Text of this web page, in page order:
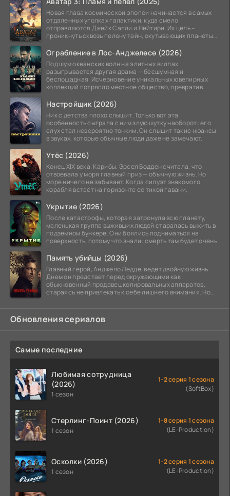
Новая глава космической эпопеи начинается в самых
отдаленных уголках галактики, куда смело
отправляются Джейк Салли и Нейтири. Их цель –
проникнуть сквозь пелену тайн, окутывающих планеты
Ограбление в Лос-Анджелесе (2026)
Под шум океанских волн на элитных виллах
разыгрывается другая драма — бесшумная и
беспощадная. Исчезновение уникальных ювелирных
коллекций потрясло местное общество, превратив
Настройщик (2026)
Ник с детства плохо слышит. Только вот эта
особенность сыграла с ним злую шутку наоборот: его
слух стал невероятно тонким. Он слышит такие нюансы
в звуках, которые обычные люди даже не замечают.
Утёс (2026)
Конец XIX века. Карибы. Эрсел Бодден считала, что
отвоевала у моря главный приз — обычную жизнь. Но
море ничего не забывает. Когда силуэт знакомого
корабля встаёт на горизонте её тихой гавани,
Укрытие (2026)
После катастрофы, которая затронула всю планету,
маленькая группа выживших людей старалась выжить в
подземном бункере. Они боялись подниматься на
поверхность, потому что знали: смерть там будет очень
Память убийцы (2026)
Главный герой, Анджело Ледде, ведет двойную жизнь.
Днем он предстает перед окружающими как
обыкновенный продавец копировальных аппаратов,
стараясь не привлекать к себе лишнего внимания. Но
Обновления сериалов
Самые последние
Любимая сотрудница
(2026)
1 сезон
1-2 серия 1 сезона
(SoftBox)
Стерлинг-Поинт (2026)
1 сезон
1-8 серия 1 сезона
(LE-Production)
Осколки (2026)
1 сезон
1-2 серия 1 сезона
(LE-Production)